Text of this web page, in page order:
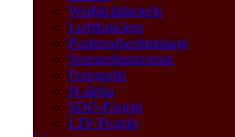
Weißlichtfackeln
Lichtbrücken
Positionsbestimmung
Sonnenfinsternisse
Fotografie
H-alpha
SDO-Projekt
LTP-Projekt